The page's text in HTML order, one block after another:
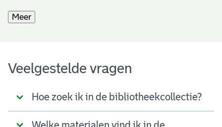
Meer
Veelgestelde vragen
Hoe zoek ik in de bibliotheekcollectie?